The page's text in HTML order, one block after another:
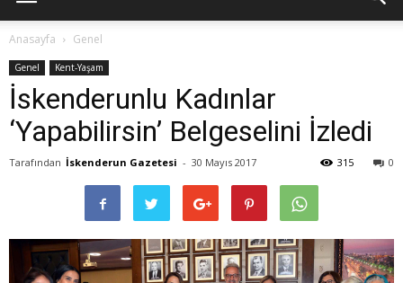
Gazetesi
Anasayfa Genel
Genel Kent-Yaşam
İskenderunlu Kadınlar
‘Yapabilirsin’ Belgeselini İzledi
Tarafından İskenderun Gazetesi - 30 Mayıs 2017 0
315